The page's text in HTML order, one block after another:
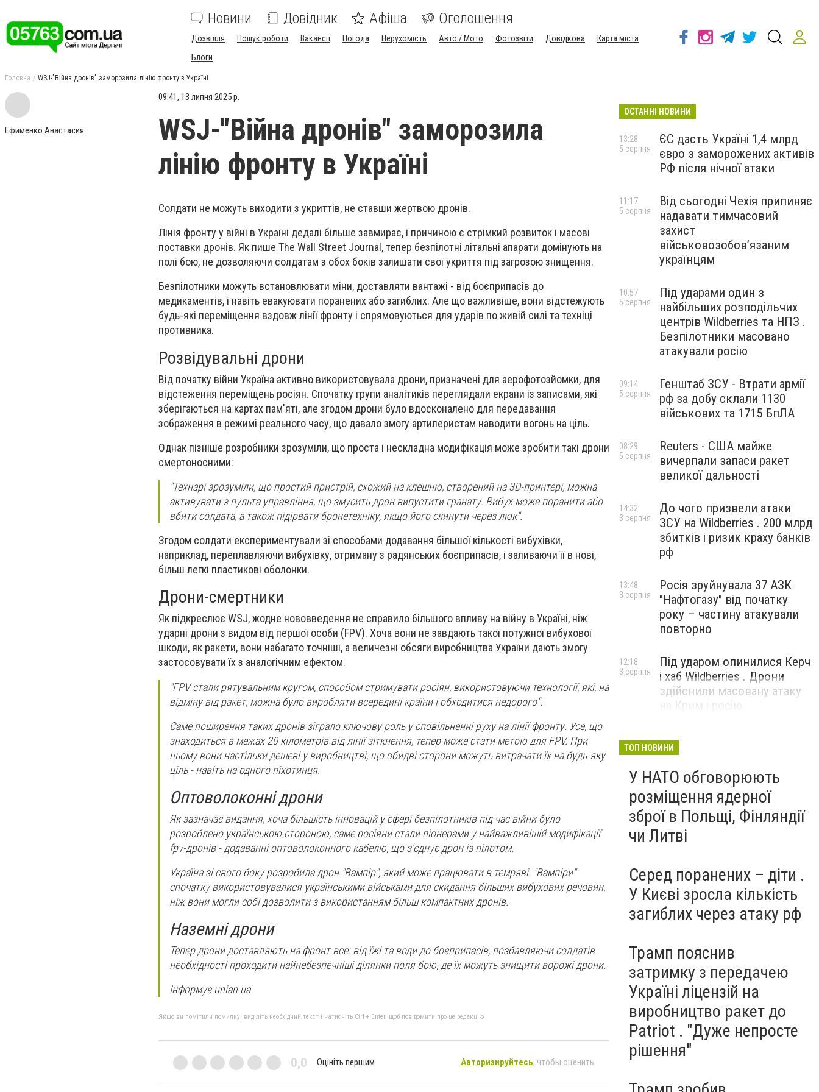
Новини Довідник Афіша Оголошення
Дозвілля Пошук роботи Вакансії Погода Нерухомість Авто / Мото Фотозвіти Довідкова
Карта міста
Блоги
Головна WSJ-"Війна дронів" заморозила лінію фронту в Україні
Ефименко Анастасия
09:41, 13 липня 2025 р.
WSJ-"Війна дронів" заморозила
лінію фронту в Україні
Солдати не можуть виходити з укриттів, не ставши жертвою дронів.
Лінія фронту у війні в Україні дедалі більше завмирає, і причиною є стрімкий розвиток і масові
поставки дронів. Як пише The Wall Street Journal, тепер безпілотні літальні апарати домінують на
полі бою, не дозволяючи солдатам з обох боків залишати свої укриття під загрозою знищення.
Безпілотники можуть встановлювати міни, доставляти вантажі - від боєприпасів до
медикаментів, і навіть евакуювати поранених або загиблих. Але що важливіше, вони відстежують
будь-які переміщення вздовж лінії фронту і спрямовуються для ударів по живій силі та техніці
противника.
Розвідувальні дрони
Від початку війни Україна активно використовувала дрони, призначені для аерофотозйомки, для
відстеження переміщень росіян. Спочатку групи аналітиків переглядали екрани із записами, які
зберігаються на картах пам'яті, але згодом дрони було вдосконалено для передавання
зображення в режимі реального часу, що давало змогу артилеристам наводити вогонь на ціль.
Однак пізніше розробники зрозуміли, що проста і нескладна модифікація може зробити такі дрони
смертоносними:
"Технарі зрозуміли, що простий пристрій, схожий на клешню, створений на 3D-принтері, можна
активувати з пульта управління, що змусить дрон випустити гранату. Вибух може поранити або
вбити солдата, а також підірвати бронетехніку, якщо його скинути через люк".
Згодом солдати експериментували зі способами додавання більшої кількості вибухівки,
наприклад, переплавляючи вибухівку, отриману з радянських боєприпасів, і заливаючи її в нові,
більш легкі пластикові оболонки.
Дрони-смертники
Як підкреслює WSJ, жодне нововведення не справило більшого впливу на війну в Україні, ніж
ударні дрони з видом від першої особи (FPV). Хоча вони не завдають такої потужної вибухової
шкоди, як ракети, вони набагато точніші, а величезні обсяги виробництва України дають змогу
застосовувати їх з аналогічним ефектом.
"FPV стали рятувальним кругом, способом стримувати росіян, використовуючи технології, які, на
відміну від ракет, можна було виробляти всередині країни і обходитися недорого".
Саме поширення таких дронів зіграло ключову роль у сповільненні руху на лінії фронту. Усе, що
знаходиться в межах 20 кілометрів від лінії зіткнення, тепер може стати метою для FPV. При
цьому вони настільки дешеві у виробництві, що обидві сторони можуть витрачати їх на будь-яку
ціль - навіть на одного піхотинця.
Оптоволоконні дрони
Як зазначає видання, хоча більшість інновацій у сфері безпілотників під час війни було
розроблено українською стороною, саме росіяни стали піонерами у найважливішій модифікації
fpv-дронів - додаванні оптоволоконного кабелю, що з'єднує дрон із пілотом.
Україна зі свого боку розробила дрон "Вампір", який може працювати в темряві. "Вампіри"
спочатку використовувалися українськими військами для скидання більших вибухових речовин,
ніж вони могли собі дозволити з використанням більш компактних дронів.
Наземні дрони
Тепер дрони доставляють на фронт все: від їжі та води до боєприпасів, позбавляючи солдатів
необхідності проходити найнебезпечніші ділянки поля бою, де їх можуть знищити ворожі дрони.
Інформує unian.ua
Якщо ви помітили помилку, виділіть необхідний текст і натисніть Ctrl + Enter, щоб повідомити про це редакцію
0,0 Оцініть першим Авторизируйтесь, чтобы оценить
ОСТАННІ НОВИНИ
ЄС дасть Україні 1,4 млрд
євро з заморожених активів
РФ після нічної атаки
13:28
5 серпня
Від сьогодні Чехія припиняє
надавати тимчасовий
захист
військовозобов’язаним
українцям
11:17
5 серпня
Під ударами один з
найбільших розподільчих
центрів Wildberries та НПЗ .
Безпілотники масовано
атакували росію
10:57
5 серпня
Генштаб ЗСУ - Втрати армії
рф за добу склали 1130
військових та 1715 БпЛА
09:14
5 серпня
Reuters - США майже
вичерпали запаси ракет
великої дальності
08:29
5 серпня
До чого призвели атаки
ЗСУ на Wildberries . 200 млрд
збитків і ризик краху банків
рф
14:32
3 серпня
Росія зруйнувала 37 АЗК
"Нафтогазу" від початку
року – частину атакували
повторно
13:48
3 серпня
Під ударом опинилися Керч
і хаб Wildberries . Дрони
здійснили масовану атаку
на Крим і росію
12:18
3 серпня
ТОП НОВИНИ
У НАТО обговорюють
розміщення ядерної
зброї в Польщі, Фінляндії
чи Литві
Серед поранених – діти .
У Києві зросла кількість
загиблих через атаку рф
Трамп пояснив
затримку з передачею
Україні ліцензій на
виробництво ракет до
Patriot . "Дуже непросте
рішення"